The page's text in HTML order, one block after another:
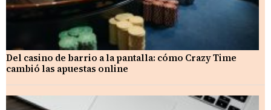
Del casino de barrio a la pantalla: cómo Crazy Time
cambió las apuestas online